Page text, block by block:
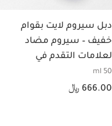
دبل سيروم لايت بقوام
خفيف – سيروم مضاد
لعلامات التقدم في
السن
50 ml
السعر الحالي هو 666.00 ﷼
666.00 ﷼